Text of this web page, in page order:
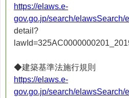
https://elaws.e-
gov.go.jp/search/elawsSearch/
detail?
◆建築基準法施行規則
https://elaws.e-
gov.go.jp/search/elawsSearch/